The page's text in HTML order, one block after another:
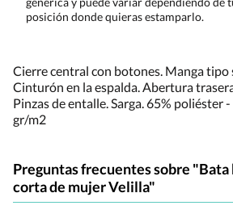
posición donde quieras estamparlo.
Cierre central con botones. Manga tipo
Cinturón en la espalda. Abertura
Pinzas de entalle. Sarga. 65% poliéster
gr/m2
Preguntas frecuentes sobre "Bata
corta de mujer Velilla"